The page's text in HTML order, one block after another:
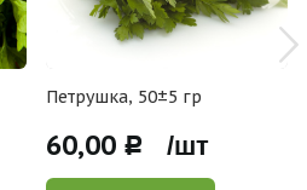
Петрушка, 50±5 гр
60,00 Р /шт